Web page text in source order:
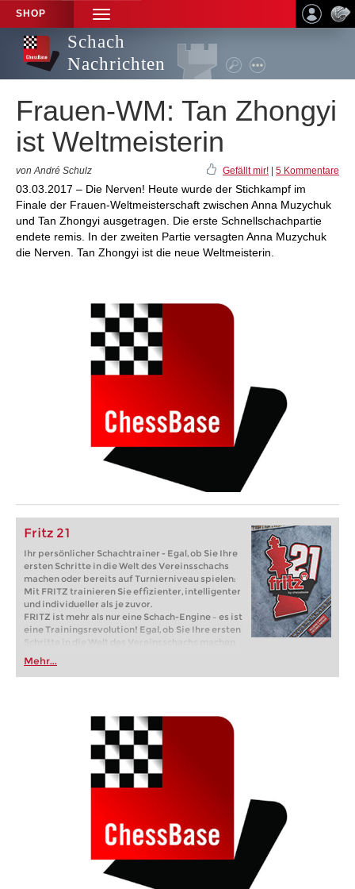
SHOP
TOGGLE
NAVIGATION
Schach
Nachrichten
Frauen-WM: Tan Zhongyi
ist Weltmeisterin
von André Schulz Gefällt mir! 5 Kommentare
03.03.2017 – Die Nerven! Heute wurde der Stichkampf im
Finale der Frauen-Weltmeisterschaft zwischen Anna Muzychuk
und Tan Zhongyi ausgetragen. Die erste Schnellschachpartie
endete remis. In der zweiten Partie versagten Anna Muzychuk
die Nerven. Tan Zhongyi ist die neue Weltmeisterin.
Fritz 21
Ihr persönlicher Schachtrainer - Egal, ob Sie Ihre
ersten Schritte in die Welt des Vereinsschachs
machen oder bereits auf Turnierniveau spielen:
Mit FRITZ trainieren Sie effizienter, intelligenter
und individueller als je zuvor.
FRITZ ist mehr als nur eine Schach-Engine – es ist
eine Trainingsrevolution! Egal, ob Sie Ihre ersten
Schritte in die Welt des Vereinsschachs machen
oder bereits auf Turnierniveau spielen: Mit
FRITZ trainieren Sie effizienter, intelligenter und
individueller als je zuvor.
Mehr...